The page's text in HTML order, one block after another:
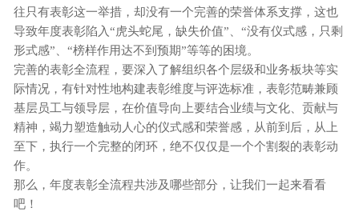
往只有表彰这一举措，却没有一个完善的荣誉体系支撑，这也
导致年度表彰陷入“虎头蛇尾，缺失价值”、“没有仪式感，只剩
形式感”、“榜样作用达不到预期”等等的困境。
完善的表彰全流程，要深入了解组织各个层级和业务板块等实
际情况，有针对性地构建表彰维度与评选标准，表彰范畴兼顾
基层员工与领导层，在价值导向上要结合业绩与文化、贡献与
精神，竭力塑造触动人心的仪式感和荣誉感，从前到后，从上
至下，执行一个完整的闭环，绝不仅仅是一个个割裂的表彰动
作。
那么，年度表彰全流程共涉及哪些部分，让我们一起来看看
吧！